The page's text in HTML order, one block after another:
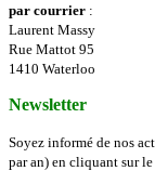
par courrier :
Laurent Massy
Rue Mattot 95
1410 Waterloo
Newsletter
Soyez informé de nos
par an) en cliquant sur